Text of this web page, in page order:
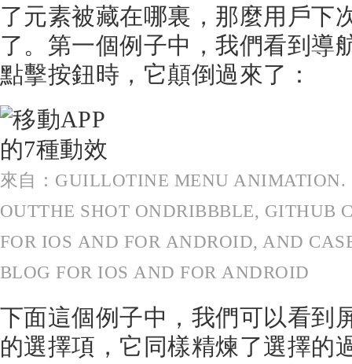
了元素被藏在哪裏，那麼用戶下
了。第一個例子中，我們看到導
點擊按鈕時，它顛倒過來了：
來自：GUILLOTINE MENU ANIMATION.
OUTTHE SHOT ONDRIBBBLE, GITHUB
FOR IOS AND FOR ANDROID, AND
BLOG FOR IOS AND FOR ANDROID
下面這個例子中，我們可以看到
的選擇項，它同樣精煉了選擇的